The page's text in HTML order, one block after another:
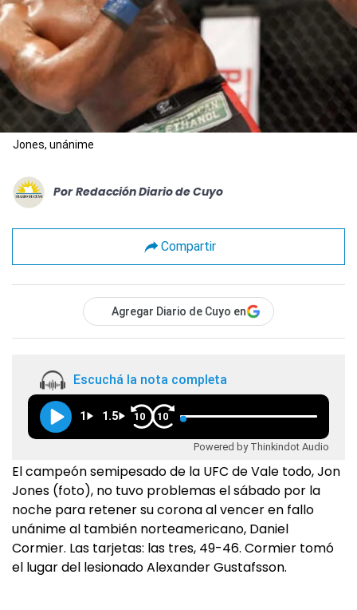
Jones, unánime
Por Redacción Diario de Cuyo
Compartir
Agregar Diario de Cuyo en
Escuchá la nota completa
1 1.5 10 10
Powered by Thinkindot Audio
El campeón semipesado de la UFC de Vale todo, Jon
Jones (foto), no tuvo problemas el sábado por la
noche para retener su corona al vencer en fallo
unánime al también norteamericano, Daniel
Cormier. Las tarjetas: las tres, 49-46. Cormier tomó
el lugar del lesionado Alexander Gustafsson.